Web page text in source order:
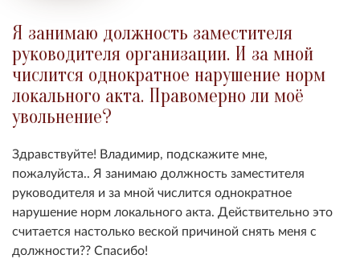
Я занимаю должность заместителя
руководителя организации. И за мной
числится однократное нарушение норм
локального акта. Правомерно ли моё
увольнение?
Здравствуйте! Владимир, подскажите мне,
пожалуйста.. Я занимаю должность заместителя
руководителя и за мной числится однократное
нарушение норм локального акта. Действительно это
считается настолько веской причиной снять меня с
должности?? Спасибо!